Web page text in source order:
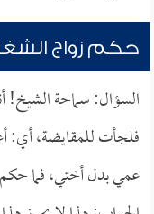
حكم زواج
السؤال: سماحة الشيخ!
فلجأت للمقايضة،
عمي بدل أختي، فما